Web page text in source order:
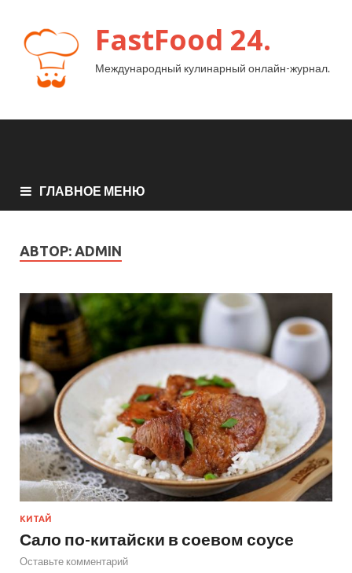
FastFood 24.
Международный кулинарный онлайн-журнал.
ГЛАВНОЕ МЕНЮ
АВТОР: ADMIN
КИТАЙ
Сало по-китайски в соевом соусе
Оставьте комментарий